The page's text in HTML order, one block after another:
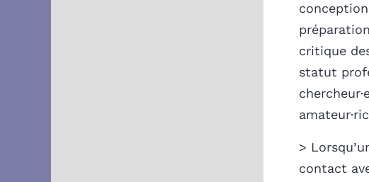
critique
statut
>
contact